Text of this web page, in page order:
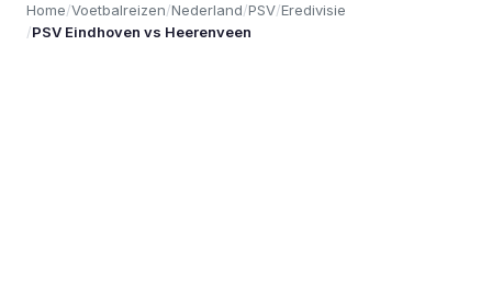
Home/Voetbalreizen/Nederland/PSV/Eredivisie
/PSV Eindhoven vs Heerenveen